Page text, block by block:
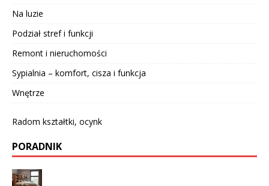
Na luzie
Podział stref i funkcji
Remont i nieruchomości
Sypialnia – komfort, cisza i funkcja
Wnętrze
Radom kształtki, ocynk
PORADNIK